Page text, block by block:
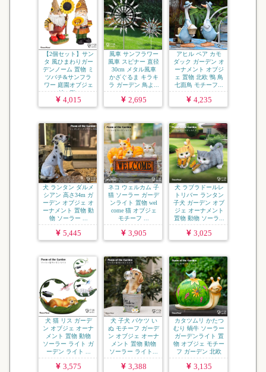
【2個セット】サン
タ 風ひまわりガー
デンノーム 置物 ミ
ツバチ&サンフラ
ワー 庭園オブジェ
ガーデ...
4,015
風車 サンフラワー
風車 スピナー 直径
30cm メタル風車
かざぐるま キラキ
ラ ガーデン 鳥よ...
2,695
アヒル ペア カモ
ダック ガーデン オ
ーナメント オブジ
ェ 置物 北欧 鴨 鳥
七面鳥 モチーフ...
4,235
犬 ランタン ダルメ
シアン 高さ34m ガ
ーデン オブジェ オ
ーナメント 置物 動
物 ソーラー ...
5,445
ネコ ウェルカム 子
猫 ソーラー ガーデ
ンライト 置物 wel
come 猫 オブジェ
モチーフ ...
3,905
犬 ラブラドールレ
トリバー ランタン
子犬 ガーデン オブ
ジェ オーナメント
置物 動物 ソーラ...
3,025
犬 猫 リス ガーデ
ン オブジェ オーナ
メント 置物 動物
ソーラー ライト ガ
ーデン ライト ...
3,575
犬 子犬 バケツ い
ぬ モチーフ ガーデ
ン オブジェ オーナ
メント 置物 動物
ソーラー ライト...
3,388
カタツムリ かたつ
むり 蝸牛 ソーラー
ガーデンライト 置
物 オブジェ モチー
フ ガーデン 北欧
...
3,135